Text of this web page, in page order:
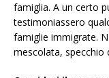
famiglia. A un certo
testimoniassero
famiglie immigrate.
mescolata, specchio